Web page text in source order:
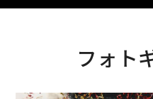
フォト